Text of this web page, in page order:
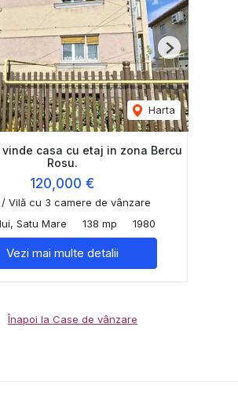
Harta
Next
vinde casa cu etaj in zona Bercu
Rosu.
120,000 €
Vilă cu 3 camere de vânzare
Satu Mare
138 mp 1980
Vezi mai multe detalii
Înapoi la Case de vânzare